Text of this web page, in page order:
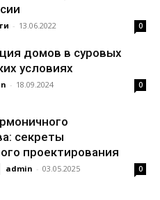
- 13.06.2022 0
домов в суровых
условиях
- 18.09.2024 0
секреты
проектирования
admin - 03.05.2025 0